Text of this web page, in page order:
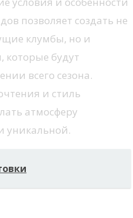
позволяет создать не
клумбы, но и
будут
всего сезона.
и стиль
атмосферу
уникальной.